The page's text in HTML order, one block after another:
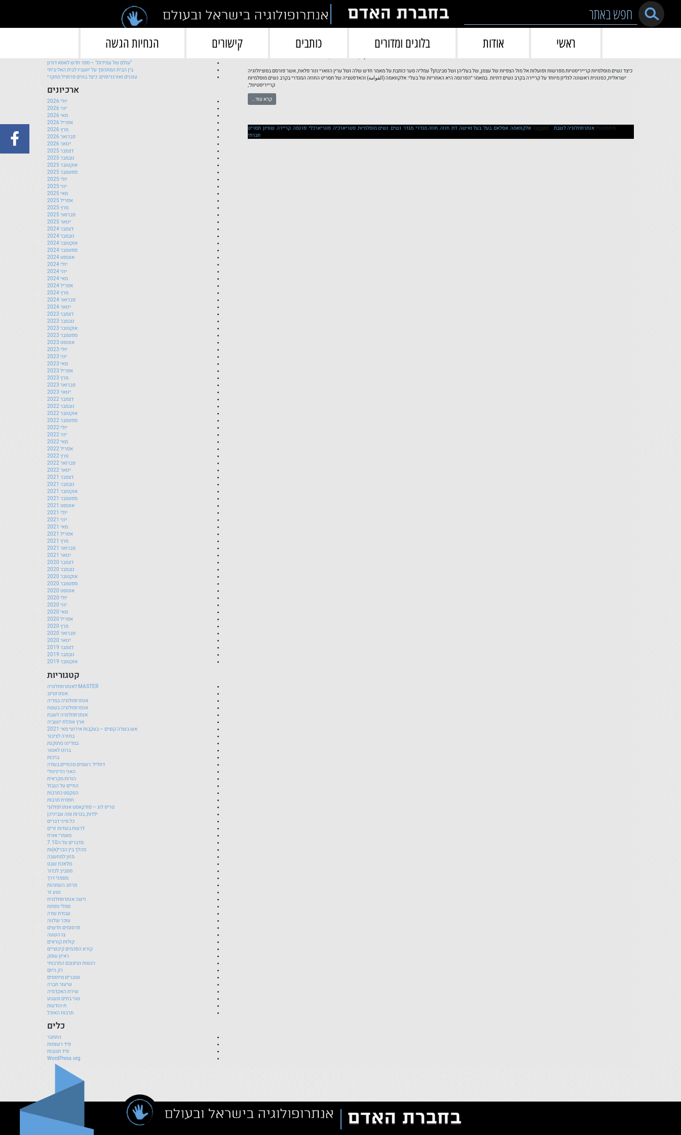
Skip to content
ראשי אודות בלוגים ומדורים כותבים קישורים הנחיות הגשה
תגית:פטריארכיה
הפרנסה היא האחריות של בעלי – תפישות של נשים קרייריסטיות מוסלמיות
כיצד נשים מוסלמיות קרייריסטיות מפרשות ופועלות אל מול הצפיות של עצמן, של בעליהן ושל סביבתן? עמליה סער כותבת על מאמר חדש שלה ושל ערין הווארי ונור פלאח, אשר פורסם בסוציולוגיה
ישראלית, כסנונית ראשונה לגליון מיוחד על קריירה בקרב נשים דתיות. במאמר ״הפרנסה היא האחריות של בעלי: אלקוואמה (القوامة) והאדפטציה של תסריט החוזה המגדרי בקרב נשים מוסלמיות
קרייריסטיות״,
קרא עוד…
Posted in אנתרופולוגיה לשבת Taggedאלקוואמה אסלאם בעל בעל ואישה דת חוזה חוזה מגדרי מגדר נשים נשים מוסלמיות פטריארכיה פטריארכלי פרנסה קריירה שוויון תסריט
חברתי
פוסטים אחרונים
השקת ספר חדש לחן משגב וגילי הרטל
"עולם של עמידות" – ספר חדש לאסא דורון
בין הבית המתהפך על יושביו לבית האל-ביתי
עוגנים ואורגניזמים: כיצד בונים פרופיל מחקרי
ארכיונים
יולי 2026
יוני 2026
מאי 2026
אפריל 2026
מרץ 2026
פברואר 2026
ינואר 2026
דצמבר 2025
נובמבר 2025
אוקטובר 2025
ספטמבר 2025
יולי 2025
יוני 2025
מאי 2025
אפריל 2025
מרץ 2025
פברואר 2025
ינואר 2025
דצמבר 2024
נובמבר 2024
אוקטובר 2024
ספטמבר 2024
אוגוסט 2024
יולי 2024
יוני 2024
מאי 2024
אפריל 2024
מרץ 2024
פברואר 2024
ינואר 2024
דצמבר 2023
נובמבר 2023
אוקטובר 2023
ספטמבר 2023
אוגוסט 2023
יולי 2023
יוני 2023
מאי 2023
אפריל 2023
מרץ 2023
פברואר 2023
ינואר 2023
דצמבר 2022
נובמבר 2022
אוקטובר 2022
ספטמבר 2022
יולי 2022
יוני 2022
מאי 2022
אפריל 2022
מרץ 2022
פברואר 2022
ינואר 2022
דצמבר 2021
נובמבר 2021
אוקטובר 2021
ספטמבר 2021
אוגוסט 2021
יולי 2021
יוני 2021
מאי 2021
אפריל 2021
מרץ 2021
פברואר 2021
ינואר 2021
דצמבר 2020
נובמבר 2020
אוקטובר 2020
ספטמבר 2020
אוגוסט 2020
יולי 2020
יוני 2020
מאי 2020
אפריל 2020
מרץ 2020
פברואר 2020
ינואר 2020
דצמבר 2019
נובמבר 2019
אוקטובר 2019
קטגוריות
MASTER לאנתרופולוגיה
אנתרוטיוב
אנתרופולוגיה במדיה
אנתרופולוגיה בשטח
אנתרופולוגיה לשבת
ארץ אוכלת יושביה
אש בשדה קוצים – בעקבות אירועי מאי 2021
בחזרה לציבור
במדינה מתוקנת
ברונו לאטור
ברכות
דחליל: רשמים מהחיים בשדה
האני הדיגיטלי
הורות מקראית
החיים על הגבול
הטקסט כתרבות
חופרת תרבות
טריפ לוג – פודקאסט אנתרופולוגי
ילדות, בגרות ומה שביניהן
כל מיני דברים
לרעות בשדות זרים
מאמרי אורח
מדברים על ה7.10
מהלך בין הברי(א)ות
מזון למחשבה
מלאכת שבט
מסביב לכדור
מסמני דרך
מרחב השתהות
נטע זר
נישה אנתרופולוגית
סמלי מפתח
עבודת שדה
עוכר שלווה
פרסומים חדשים
צו השעה
קולות קוראים
קורא הסכמים קיבוציים
ראיון עומק
רגשות ועיצובם התרבותי
רק היום
שוברים מיתוסים
שיעור חברה
שירת האקדמיה
שני בתים וגעגוע
ת-הודעות
תרבות האוכל
כלים
התחבר
פיד רשומות
פיד תגובות
WordPress.org